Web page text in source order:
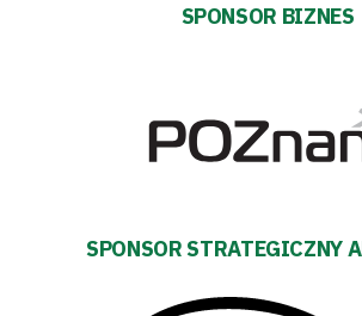
SPONSOR BIZNES
SPONSOR STRATEGICZNY